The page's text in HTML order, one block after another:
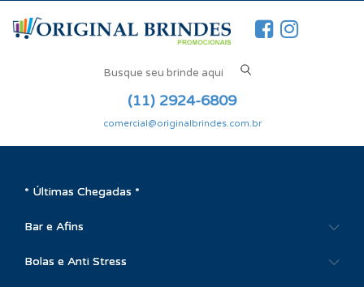
(11) 2924-6809
comercial@originalbrindes.com.br
* Últimas Chegadas *
Bar e Afins
Bolas e Anti Stress